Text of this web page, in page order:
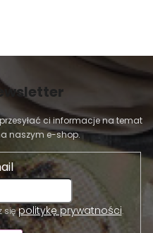
ci informacje na temat
naszym e-shop.
siępolitykę prywatności.